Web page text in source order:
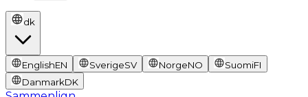
dk
EnglishEN SverigeSV NorgeNO SuomiFI
DanmarkDK